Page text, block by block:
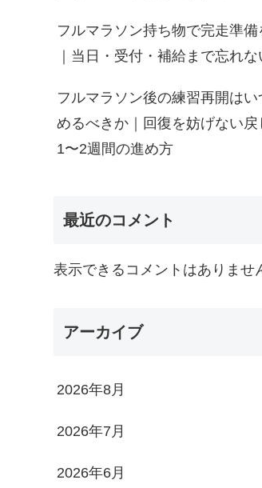
フルマラソン持ち物で完走準備
｜当日・受付・補給まで忘れな
フルマラソン後の練習再開は
めるべきか｜回復を妨げない戻
1〜2週間の進め方
最近のコメント
表示できるコメントはありませ
アーカイブ
2026年8月
2026年7月
2026年6月